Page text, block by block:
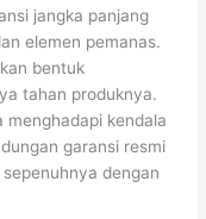
jangka panjang
elemen pemanas.
bentuk
tahan produknya.
menghadapi kendala
garansi resmi
dengan